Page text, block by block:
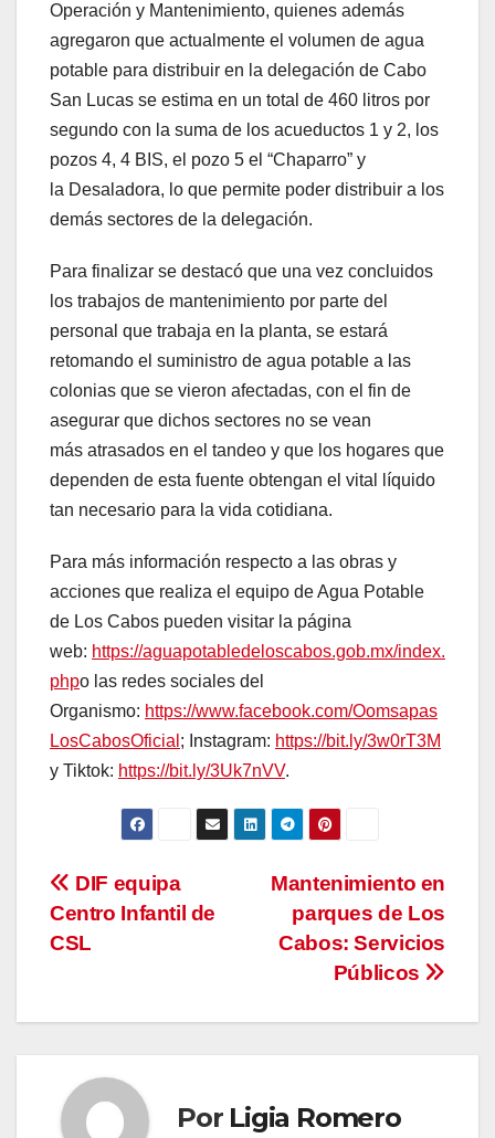
Operación y Mantenimiento, quienes además
agregaron que actualmente el volumen de agua
potable para distribuir en la delegación de Cabo
San Lucas se estima en un total de 460 litros por
segundo con la suma de los acueductos 1 y 2, los
pozos 4, 4 BIS, el pozo 5 el “Chaparro” y
la Desaladora, lo que permite poder distribuir a los
demás sectores de la delegación.
Para finalizar se destacó que una vez concluidos
los trabajos de mantenimiento por parte del
personal que trabaja en la planta, se estará
retomando el suministro de agua potable a las
colonias que se vieron afectadas, con el fin de
asegurar que dichos sectores no se vean
más atrasados en el tandeo y que los hogares que
dependen de esta fuente obtengan el vital líquido
tan necesario para la vida cotidiana.
Para más información respecto a las obras y
acciones que realiza el equipo de Agua Potable
de Los Cabos pueden visitar la página
web: https://aguapotabledeloscabos.gob.mx/index.
phpo las redes sociales del
Organismo: https://www.facebook.com/Oomsapas
LosCabosOficial ; Instagram: https://bit.ly/3w0rT3M
y Tiktok: https://bit.ly/3Uk7nVV.
Navegación
de
Mantenimiento en
parques de Los
Cabos: Servicios
Públicos
DIF equipa
Centro Infantil de
CSL
Por Ligia Romero